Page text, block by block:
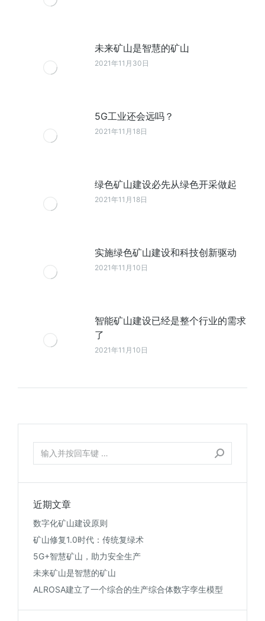
未来矿山是智慧的矿山
2021年11月30日
5G工业还会远吗？
2021年11月18日
绿色矿山建设必先从绿色开采做起
2021年11月18日
实施绿色矿山建设和科技创新驱动
2021年11月10日
智能矿山建设已经是整个行业的需求
了
2021年11月10日
近期文章
数字化矿山建设原则
矿山修复1.0时代：传统复绿术
5G+智慧矿山，助力安全生产
未来矿山是智慧的矿山
ALROSA建立了一个综合的生产综合体数字孪生模型